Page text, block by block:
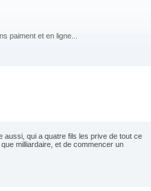
paiment et en ligne...
qui a quatre fils les prive de tout ce
milliardaire, et de commencer un